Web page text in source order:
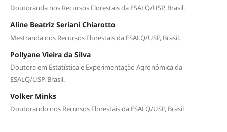
Doutoranda nos Recursos Florestais da ESALQ/USP, Brasil.
Aline Beatriz Seriani Chiarotto
Mestranda nos Recursos Florestais da ESALQ/USP, Brasil.
Pollyane Vieira da Silva
Doutora em Estatística e Experimentação Agronômica da
ESALQ/USP. Brasil.
Volker Minks
Doutorando nos Recursos Florestais da ESALQ/USP, Brasil